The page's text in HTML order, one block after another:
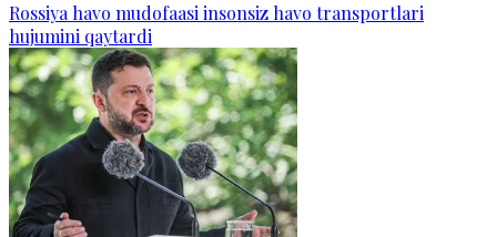
Rossiya havo mudofaasi insonsiz havo transportlari
hujumini qaytardi